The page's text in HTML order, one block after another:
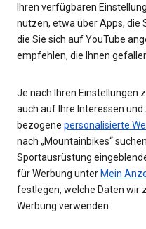
Ihren verfügbaren
nutzen, etwa über Apps, die
die Sie sich auf YouTube
empfehlen, die Ihnen
Je nach Ihren Einstellungen
auch auf Ihre Interessen
bezogene personalisierte
nach „Mountainbikes“
Sportausrüstung
für Werbung unter Mein
festlegen, welche Daten wir
Werbung verwenden.